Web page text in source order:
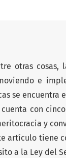
otras cosas,
e
se
con
y
artículo tiene
a la Ley del